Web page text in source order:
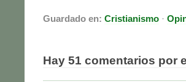
Guardado en: Cristianismo ·
Hay 51 comentarios por